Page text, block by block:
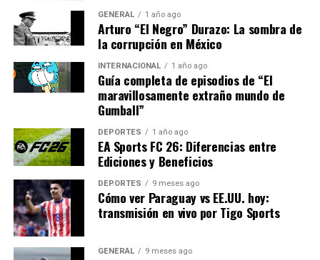
Implicaciones y Futuro
para la economía europea. Con los precios de la energía
en aumento, los costos de producción para las
industrias también se elevan, lo que podría traducirse
en precios más altos para los consumidores y una
posible desaceleración económica.
hacia una economía más verde. La Comisión Europea ya
ha anunciado planes para aumentar la inversión en
energías renovables y mejorar la eficiencia energética
GENERAL 1 año ago
Arturo “El Negro” Durazo: La sombra de
la corrupción en México
INTERNACIONAL 1 año ago
Guía completa de episodios de “El
maravillosamente extraño mundo de
Gumball”
DEPORTES 1 año ago
EA Sports FC 26: Diferencias entre
Ediciones y Beneficios
DEPORTES 9 meses ago
Cómo ver Paraguay vs EE.UU. hoy:
transmisión en vivo por Tigo Sports
GENERAL 9 meses ago